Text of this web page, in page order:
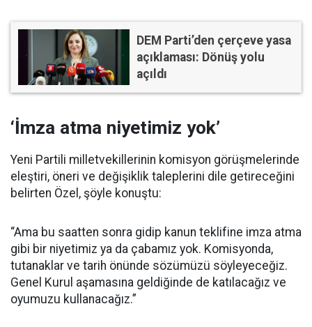
DEM Parti’den çerçeve yasa
açıklaması: Dönüş yolu
açıldı
‘İmza atma niyetimiz yok’
Yeni Partili milletvekillerinin komisyon görüşmelerinde
eleştiri, öneri ve değişiklik taleplerini dile getireceğini
belirten Özel, şöyle konuştu:
“Ama bu saatten sonra gidip kanun teklifine imza atma
gibi bir niyetimiz ya da çabamız yok. Komisyonda,
tutanaklar ve tarih önünde sözümüzü söyleyeceğiz.
Genel Kurul aşamasına geldiğinde de katılacağız ve
oyumuzu kullanacağız.”